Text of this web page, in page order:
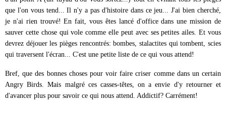
que l'on vous tend... Il n'y a pas d'histoire dans ce jeu... J'ai bien cherché,
je n'ai rien trouvé! En fait, vous êtes lancé d'office dans une mission de
sauver cette chose qui vole comme elle peut avec ses petites ailes. Et vous
devrez déjouer les pièges rencontrés: bombes, stalactites qui tombent, scies
qui traversent l'écran... C'est une petite liste de ce qui vous attend!
Bref, que des bonnes choses pour voir faire criser comme dans un certain
Angry Birds. Mais malgré ces casses-têtes, on a envie d'y retourner et
d'avancer plus pour savoir ce qui nous attend. Addictif? Carrément!